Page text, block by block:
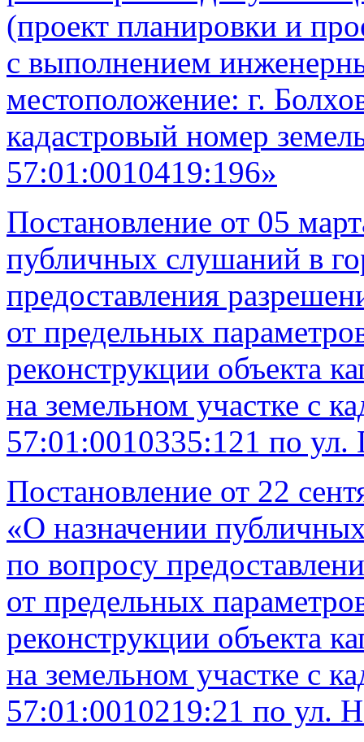
(проект планировки и
с выполнением
местоположение: г.
кадастровый номер
57:01:0010419:196»
Постановление от 05
публичных слушаний в
предоставления
от предельных
реконструкции объекта
на земельном участке с
57:01:0010335:121 по ул.
Постановление от 22
«О назначении
по вопросу
от предельных
реконструкции объекта
на земельном участке с
57:01:0010219:21 по ул.